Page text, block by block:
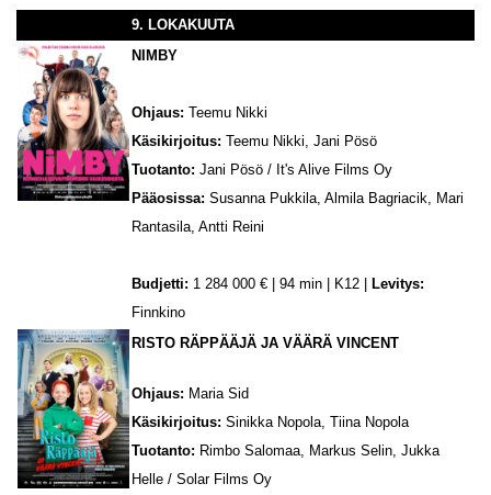
9. LOKAKUUTA
NIMBY
Ohjaus: Teemu Nikki
Käsikirjoitus: Teemu Nikki, Jani Pösö
Tuotanto: Jani Pösö / It's Alive Films Oy
Pääosissa: Susanna Pukkila, Almila Bagriacik, Mari
Rantasila, Antti Reini
Budjetti: 1 284 000 € | 94 min | K12 |
Levitys:
Finnkino
RISTO RÄPPÄÄJÄ JA VÄÄRÄ VINCENT
Ohjaus: Maria Sid
Käsikirjoitus: Sinikka Nopola, Tiina Nopola
Tuotanto: Rimbo Salomaa, Markus Selin, Jukka
Helle / Solar Films Oy